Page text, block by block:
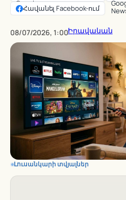
Հավանել Facebook-ում
08/07/2026, 1:00Իրավական
Լուսանկարի տվյալներ